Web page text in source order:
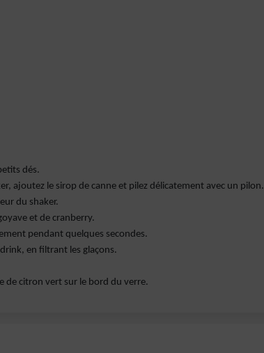
dés.
ajoutez le sirop de canne et pilez délicatement avec un pilon.
du shaker.
et de cranberry.
pendant quelques secondes.
en filtrant les glaçons.
de citron vert sur le bord du verre.